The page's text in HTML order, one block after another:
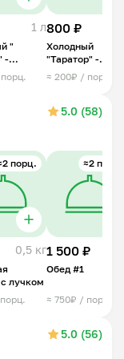
1 л
"
-
800 ₽
Холодный
"Таратор" -
болгарский суп
≈ 200₽ / порц.
5.0 (58)
порц.
0,5 кг
лучком
≈2 порц.
1 500 ₽
Обед #1
≈ 750₽ / порц.
5.0 (56)